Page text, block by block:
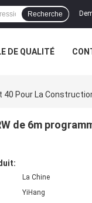
Recherche
DE QUALITÉ
40 Pour La
de 6m
La Chine
YiHang